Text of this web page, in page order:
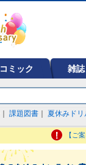
コミック 雑誌
課題図書 夏休みドリ
【ご